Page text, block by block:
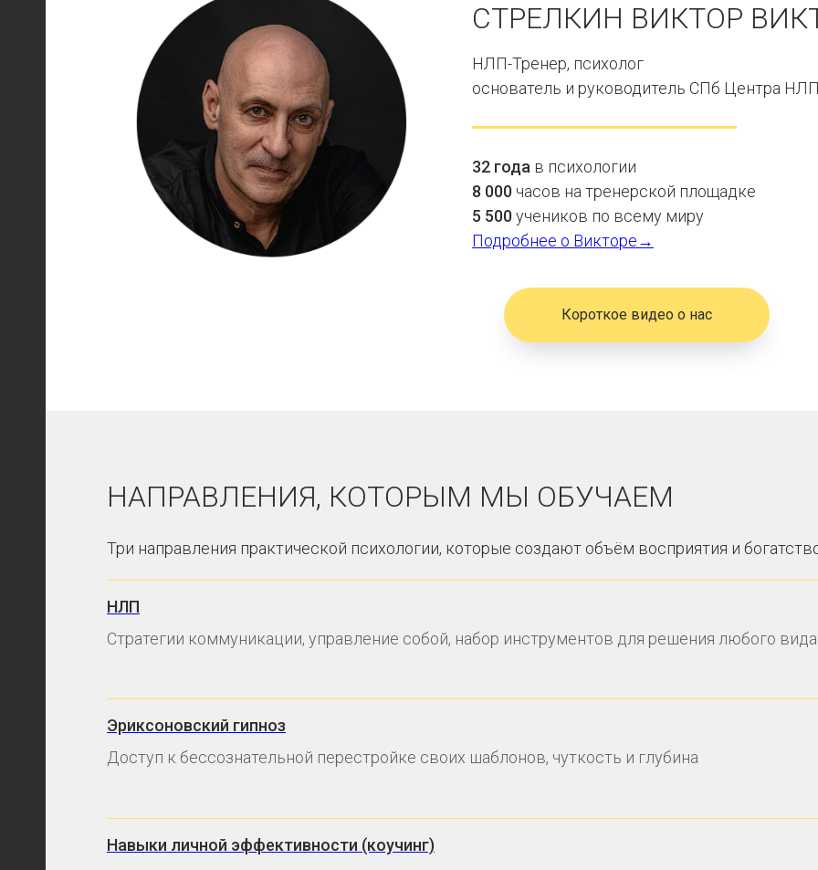
СТРЕЛКИН ВИКТОР
НЛП-Тренер, психолог
основатель и руководитель СПб Центра НЛП
32 года в психологии
8 000 часов на тренерской площадке
5 500учеников по всему миру
Подробнее о Викторе→
Короткое видео о нас
НАПРАВЛЕНИЯ, КОТОРЫМ МЫ ОБУЧАЕМ
Три направления практической психологии, которые создают объём восприятия и
НЛП
Стратегии коммуникации, управление собой, набор инструментов для решения любого
Эриксоновский гипноз
Доступ к бессознательной перестройке своих шаблонов, чуткость и глубина
Навыки личной эффективности (коучинг)